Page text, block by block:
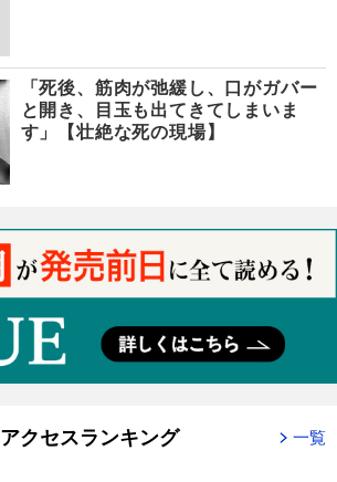
「死後、筋肉が弛緩し、口がガバー
と開き、目玉も出てきてしまいま
す」【壮絶な死の現場】
アクセスランキング 一覧